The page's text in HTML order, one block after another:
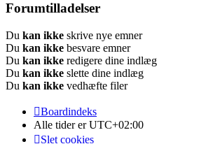
Forumtilladelser
Du kan ikke skrive nye emner
Du kan ikke besvare emner
Du kan ikke redigere dine indlæg
Du kan ikke slette dine indlæg
Du kan ikke vedhæfte filer
Boardindeks
Alle tider erUTC+02:00
Slet cookies